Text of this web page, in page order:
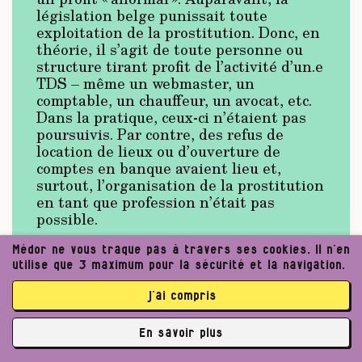
législation belge punissait toute
exploitation de la prostitution. Donc, en
théorie, il s’agit de toute personne ou
structure tirant profit de l’activité d’un.e
TDS – même un webmaster, un
comptable, un chauffeur, un avocat, etc.
Dans la pratique, ceux-ci n’étaient pas
poursuivis. Par contre, des refus de
location de lieux ou d’ouverture de
comptes en banque avaient lieu et,
surtout, l’organisation de la prostitution
en tant que profession n’était pas
possible.
Avec cette mesure, les prostituées
indépendantes voient leurs droits de
travailleuses renforcés, dont celui de
pouvoir bénéficier de l’accès aux soins,
d’un congé de maternité, de la sécurité
sociale, du chômage, etc. La
décriminalisation est plus forte que la
Médor ne vous traque pas à travers ses cookies. Il n’en
utilise que 3 maximum pour la sécurité et la navigation.
j’ai compris
En savoir plus